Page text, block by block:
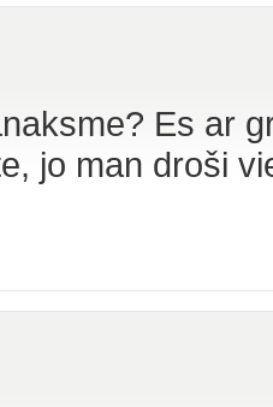
Es ar
jo man droši